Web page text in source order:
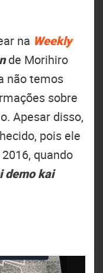
na Weekly
de Morihiro
não temos
sobre
Apesar disso,
pois ele
quando
demo kai